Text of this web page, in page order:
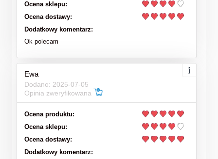
Ocena sklepu:
Ocena dostawy:
Dodatkowy komentarz:
Ok polecam
Ewa
Dodano: 2025-07-05
Opinia zweryfikowana
Ocena produktu:
Ocena sklepu:
Ocena dostawy:
Dodatkowy komentarz: